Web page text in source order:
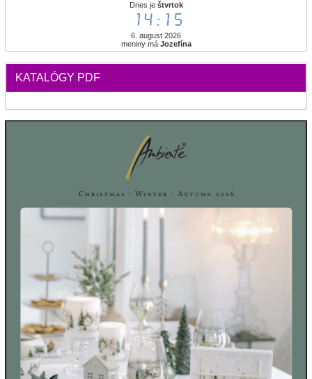
Dnes je štvrtok
14:15
6. august 2026
meniny má Jozefína
KATALÓGY PDF